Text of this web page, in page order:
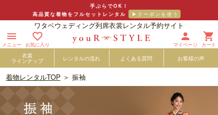
手ぶらでOK！
高品質な着物をフルセットレンタル
ワタベウェディング列席衣裳レンタル予約サイト

メニュー

お気に入り

マイページ

カート
衣裳
ラインナップ レンタルの流れ よくある質問 お客様の声
着物レンタルTOP 振袖